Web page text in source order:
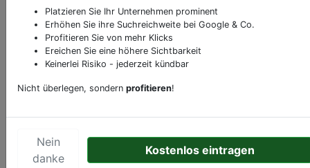
Beschreibung & Services vonRestaurant
Sie möchten eine Beschreibung, Dienstleistung
oder andere relevante Informationen hinzufügen?
Gerne erweitern wir Ihren Firmeneintrag um
Ihren Wettbewerbern abheben.
Platzieren Sie Ihr Unternehmen prominent
Erhöhen Sie ihre Suchreichweite bei Google & Co.
Profitieren Sie von mehr Klicks
Ereichen Sie eine höhere Sichtbarkeit
Keinerlei Risiko - jederzeit kündbar
Nicht überlegen, sondern profitieren!
Nein
danke
Kostenlos eintragen